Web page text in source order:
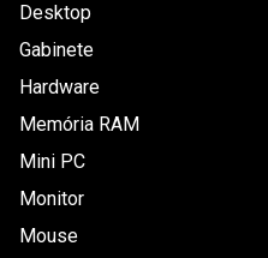
embalagem
Desktop
Gabinete
Hardware
Memória RAM
Mini PC
Monitor
Mouse